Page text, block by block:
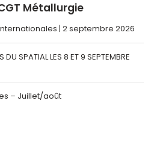
Métallurgie
| 2 septembre 2026
DU SPATIAL LES 8 ET 9 SEPTEMBRE
– Juillet/août